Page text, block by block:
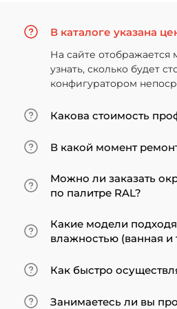
В каталоге указана
На сайте отображается
узнать, сколько будет
конфигуратором
Какова стоимость
Минимальная цена за
В какой момент
покрытие. В противном
может не подойти по
до поклейки обоев,
наличники уже после
Можно ли заказать
по палитре RAL?
эмалированные модели
Какие модели
влажностью (ванная и
экошпона. На нашем
Как быстро
Занимаетесь ли вы